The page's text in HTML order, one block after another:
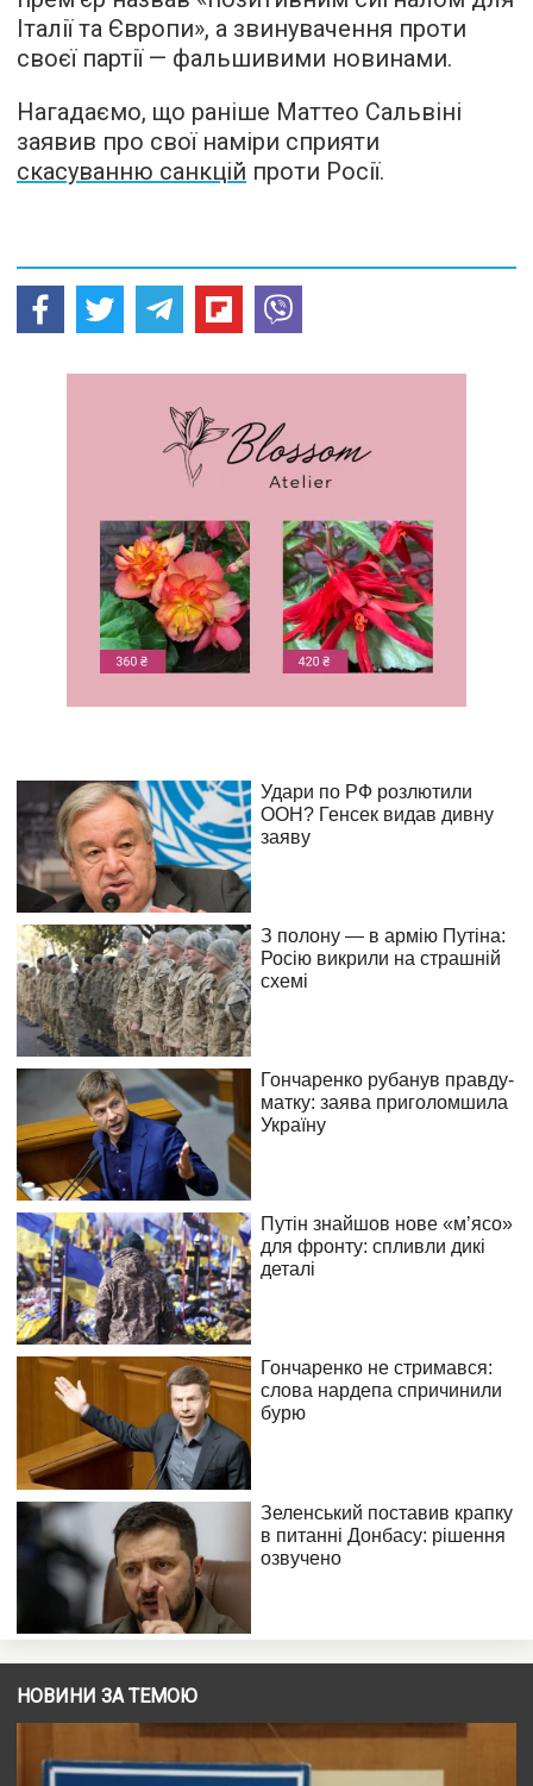
Італії та Європи», а звинувачення проти
своєї партії — фальшивими новинами.
Нагадаємо, що раніше Маттео Сальвіні
заявив про свої наміри сприяти
скасуванню санкцій проти Росії.
НОВИНИ ЗА ТЕМОЮ